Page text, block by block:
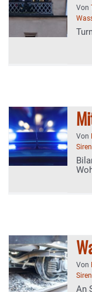
Von
Von
Von
An